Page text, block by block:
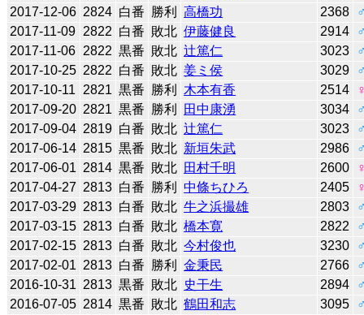
2017-12-06 2824 白番 勝利 高橋功 2368
2017-11-09 2822 白番 敗北 伊藤健良 2914
2017-11-06 2822 黒番 敗北 辻󠄀篤仁 3023
2017-10-25 2822 白番 敗北 姜ミ侯 3029
2017-10-11
2821 黒番 勝利 木本有香 2514
2017-09-20 2821 黒番 勝利 田中康湧 3034
2017-09-04 2819 白番 敗北 辻󠄀篤仁 3023
2017-06-14 2815 黒番 敗北 新垣朱武 2986
2017-06-01 2814 黒番 敗北 田村千明 2600
2017-04-27 2813 白番 勝利 中條ちひろ 2405
2017-03-29 2813 白番 敗北 牛之浜撮雄 2803
2017-03-15 2813 白番 敗北 橋本寛 2822
2017-02-15 2813 白番 敗北 今村俊也 3230
2017-02-01 2813 白番 勝利 金秉民 2766
2016-10-31 2813 黒番 敗北 史干生 2894
2016-07-05 2814 黒番 敗北 鶴田和志 3095